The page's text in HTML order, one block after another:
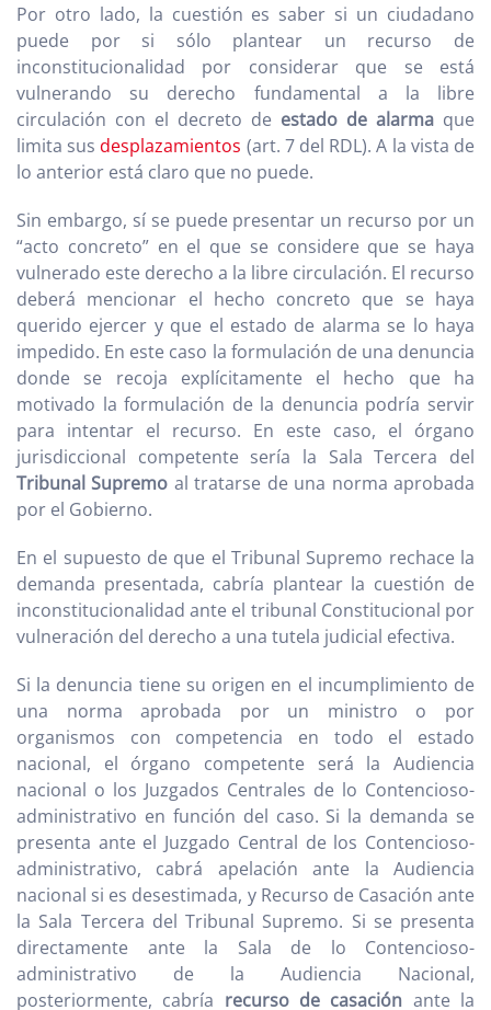
Por otro lado, la cuestión es saber si un ciudadano
puede por si sólo plantear un recurso de
inconstitucionalidad por considerar que se está
vulnerando su derecho fundamental a la libre
circulación con el decreto de estado de alarma que
limita susdesplazamientos (art. 7 del RDL). A la vista de
lo anterior está claro que no puede.
Sin embargo, sí se puede presentar un recurso por un
“acto concreto” en el que se considere que se haya
vulnerado este derecho a la libre circulación. El recurso
deberá mencionar el hecho concreto que se haya
querido ejercer y que el estado de alarma se lo haya
impedido. En este caso la formulación de una denuncia
donde se recoja explícitamente el hecho que ha
motivado la formulación de la denuncia podría servir
para intentar el recurso. En este caso, el órgano
jurisdiccional competente sería la Sala Tercera del
Tribunal Supremo al tratarse de una norma aprobada
por el Gobierno.
En el supuesto de que el Tribunal Supremo rechace la
demanda presentada, cabría plantear la cuestión de
inconstitucionalidad ante el tribunal Constitucional por
vulneración del derecho a una tutela judicial efectiva.
Si la denuncia tiene su origen en el incumplimiento de
una norma aprobada por un ministro o por
organismos con competencia en todo el estado
nacional, el órgano competente será la Audiencia
nacional o los Juzgados Centrales de lo Contencioso-
administrativo en función del caso. Si la demanda se
presenta ante el Juzgado Central de los Contencioso-
administrativo, cabrá apelación ante la Audiencia
nacional si es desestimada, y Recurso de Casación ante
la Sala Tercera del Tribunal Supremo. Si se presenta
directamente ante la Sala de lo Contencioso-
administrativo de la Audiencia Nacional,
posteriormente, cabría recurso de casación ante la